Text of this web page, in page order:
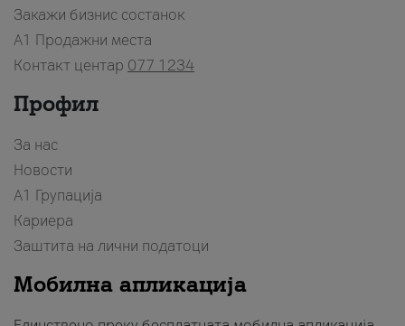
Закажи бизнис состанок
A1 Продажни места
Контакт центар 077 1234
Профил
За нас
Новости
А1 Групација
Кариера
Заштита на лични податоци
Мобилна апликација